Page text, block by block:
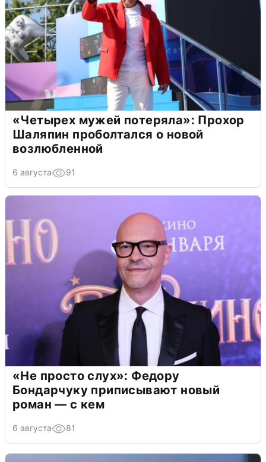
«Четырех мужей потеряла»: Прохор
Шаляпин проболтался о новой
возлюбленной
6 августа 91
«Не просто слух»: Федору
Бондарчуку приписывают новый
роман — с кем
6 августа 81